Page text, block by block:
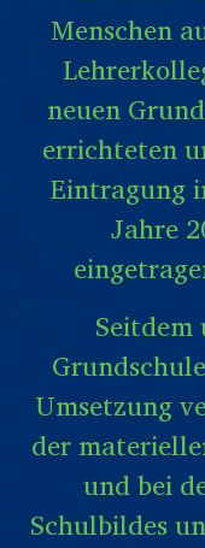
Menschen
neuen
errichteten
Eintragung
Jahre
Umsetzung
der
und bei
Schulbildes